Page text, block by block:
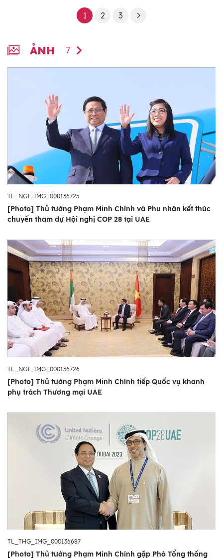
1 2 3
ẢNH 7
TL_NGI_IMG_000136725
[Photo] Thủ tướng Phạm Minh Chính và Phu nhân kết thúc
chuyến tham dự Hội nghị COP 28 tại UAE
TL_NGI_IMG_000136726
[Photo] Thủ tướng Phạm Minh Chính tiếp Quốc vụ khanh
phụ trách Thương mại UAE
TL_THG_IMG_000136687
[Photo] Thủ tướng Phạm Minh Chính gặp Phó Tổng thống